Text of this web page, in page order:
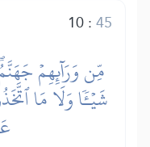
10:45
مِّن وَرَآئِهِمۡ
شَيۡـٔٗا وَلَا مَا